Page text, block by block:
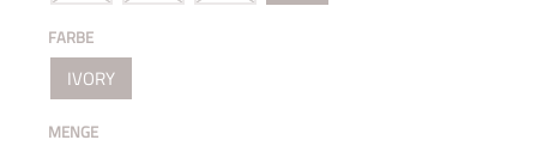
FARBE
IVORY
MENGE